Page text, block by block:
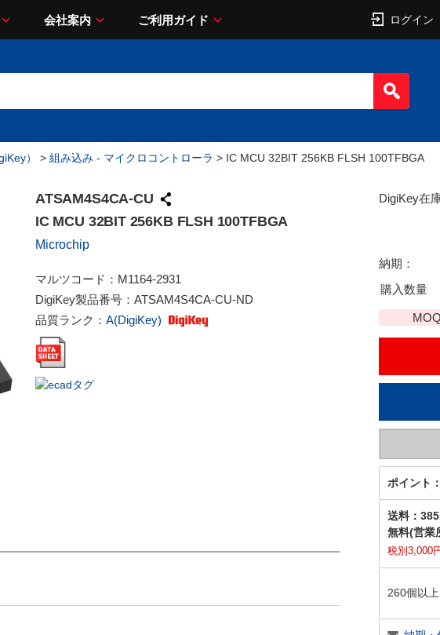
会社案内 ご利用ガイド ログイン
） > 組み込み - マイクロコントローラ > IC MCU 32BIT 256KB FLSH 100TFBGA
ATSAM4S4CA-CU
IC MCU 32BIT 256KB FLSH 100TFBGA
Microchip
マルツコード： M1164-2931
DigiKey製品番号： ATSAM4S4CA-CU-ND
品質ランク： A(DigiKey)
DigiKey在
納期：
購入数量
ポイント：
送料：
無料(営業
税別3,000
260個以上